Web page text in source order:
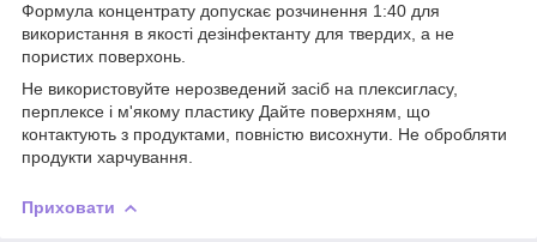
Формула концентрату допускає розчинення 1:40 для
використання в якості дезінфектанту для твердих, а не
пористих поверхонь.
Не використовуйте нерозведений засіб на плексигласу,
перплексе і м'якому пластику Дайте поверхням, що
контактують з продуктами, повністю висохнути. Не обробляти
продукти харчування.
Приховати